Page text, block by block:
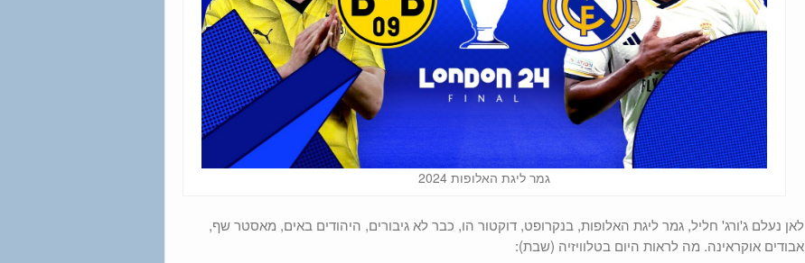
גמר ליגת האלופות 2024
לאן נעלם ג'ורג' חליל, גמר ליגת האלופות, בנקרופט, דוקטור הו, כבר לא גיבורים, היהודים באים, מאסטר שף,
אבודים אוקראינה. מה לראות היום בטלוויזיה (שבת):